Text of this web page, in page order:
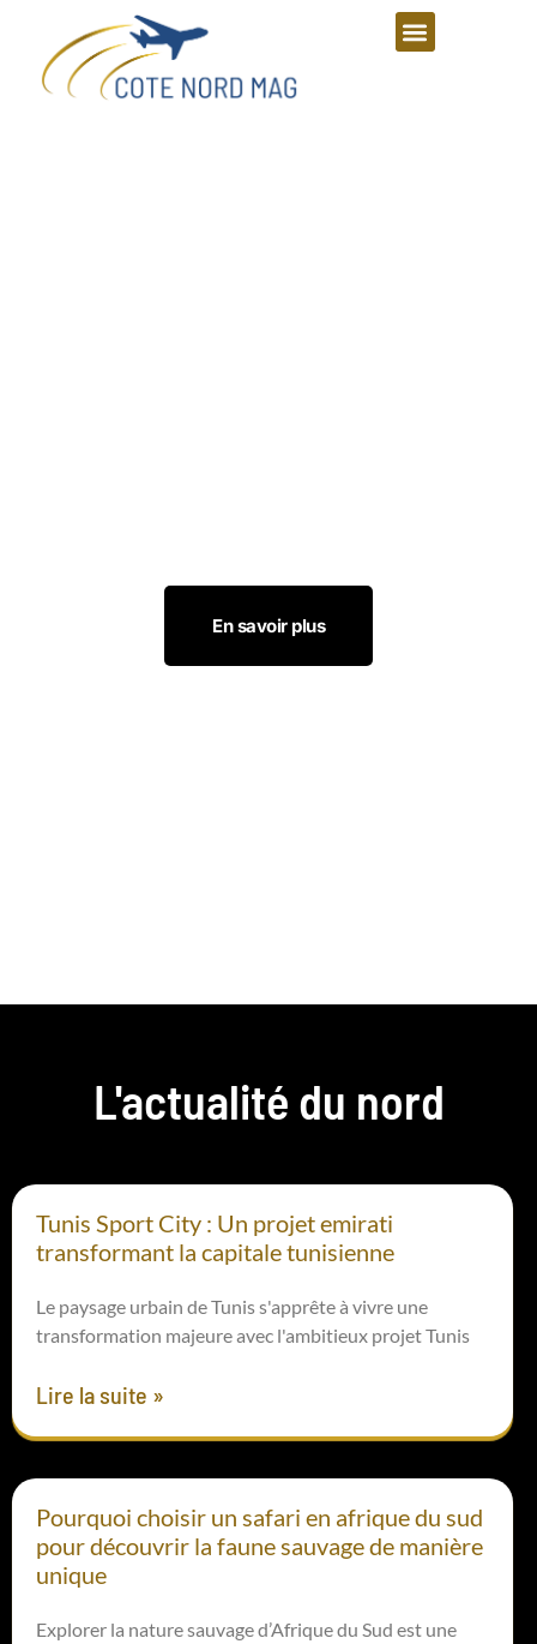
En savoir plus
L'actualité du nord
Tunis Sport City : Un projet emirati
transformant la capitale tunisienne
Le paysage urbain de Tunis s'apprête à vivre une
transformation majeure avec l'ambitieux projet Tunis
Lire la suite »
Pourquoi choisir un safari en afrique du sud
pour découvrir la faune sauvage de manière
unique
Explorer la nature sauvage d’Afrique du Sud est une